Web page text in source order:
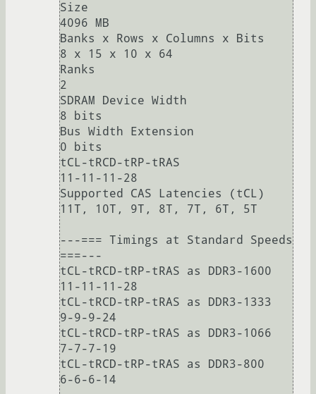
Size
4096 MB
Banks x Rows x Columns x Bits
8 x 15 x 10 x 64
Ranks
2
SDRAM Device Width
8 bits
Bus Width Extension
0 bits
tCL-tRCD-tRP-tRAS
11-11-11-28
Supported CAS Latencies (tCL)
11T, 10T, 9T, 8T, 7T, 6T, 5T
---=== Timings at Standard Speeds
===---
tCL-tRCD-tRP-tRAS as DDR3-1600
11-11-11-28
tCL-tRCD-tRP-tRAS as DDR3-1333
9-9-9-24
tCL-tRCD-tRP-tRAS as DDR3-1066
7-7-7-19
tCL-tRCD-tRP-tRAS as DDR3-800
6-6-6-14